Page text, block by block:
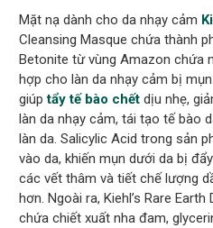
Mặt nạ dành cho da nhạy cảm
Cleansing Masque chứa thành
Betonite từ vùng Amazon chứa
hợp cho làn da nhạy cảm bị
giúptẩy tế bào chết dịu nhẹ,
làn da nhạy cảm, tái tạo tế bào
làn da. Salicylic Acid trong sản
vào da, khiến mụn dưới da bị
các vết thâm và tiết chế lượng
hơn. Ngoài ra, Kiehl’s Rare
chứa chiết xuất nha đam,